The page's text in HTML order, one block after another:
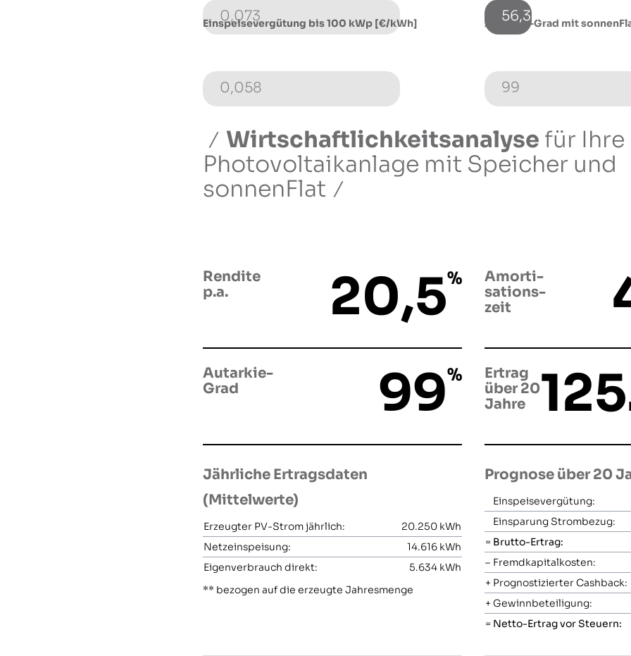
0,073
Einspeisevergütung bis 100 kWp [€/kWh]
0,058
56,34
Autarkie-Grad mit
99
Wirtschaftlichkeitsanalyse für Ihre
Photovoltaikanlage mit Speicher und
sonnenFlat
Rendite
p.a.
20,5%
Amorti­
sations­
zeit
Autarkie-
Grad
99%
Ertrag
über 20
Jahre
Jährliche Ertragsdaten
(Mittelwerte)
Erzeugter PV-Strom jährlich: 20.250 kWh
Netzeinspeisung:
14.616 kWh
Eigenverbrauch direkt:
5.634 kWh
** bezogen auf die erzeugte Jahresmenge
Prognose über 20
Einspeisevergütung:
Einsparung Strombezug:
= Brutto-Ertrag:
– Fremdkapitalkosten:
+ Prognostizierter Cashback:
+Gewinnbeteiligung:
= Netto-Ertrag vor Steuern: